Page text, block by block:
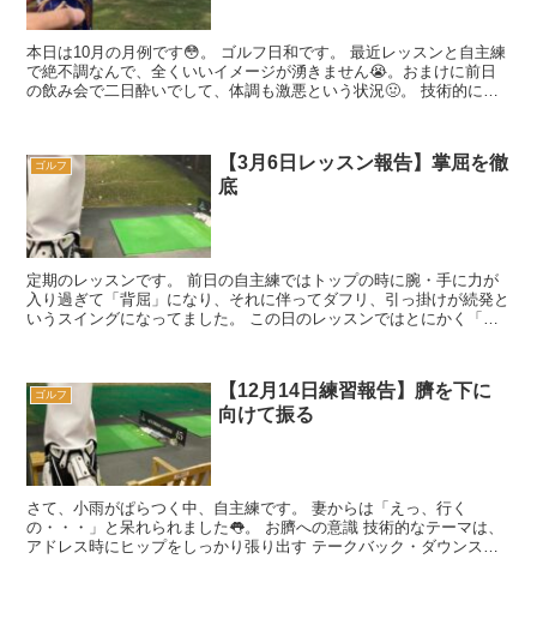
本日は10月の月例です😳。 ゴルフ日和です。 最近レッスンと自主練
で絶不調なんで、全くいいイメージが湧きません😭。おまけに前日
の飲み会で二日酔いでして、体調も激悪という状況🤢。 技術的に意
ゴルフ
【3月6日レッスン報告】掌屈を徹
底
定期のレッスンです。 前日の自主練ではトップの時に腕・手に力が
入り過ぎて「背屈」になり、それに伴ってダフリ、引っ掛けが続発と
いうスイングになってました。 この日のレッスンではとにかく「掌
ゴルフ
【12月14日練習報告】臍を下に
向けて振る
さて、小雨がぱらつく中、自主練です。 妻からは「えっ、行く
の・・・」と呆れられました👅。 お臍への意識 技術的なテーマは、
アドレス時にヒップをしっかり張り出す テークバック・ダウンスイ